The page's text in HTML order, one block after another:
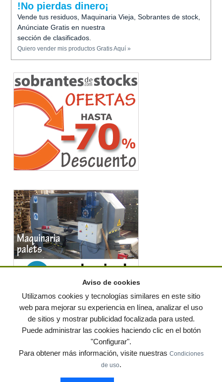
!No pierdas dinero¡
Vende tus residuos, Maquinaria Vieja, Sobrantes de stock,
Anúnciate Gratis en nuestra
sección de clasificados.
Quiero vender mis productos Gratis Aquí »
© residuos.com - Todos los derechos reservados Política de privacidad
Condiciones de uso|Contacto |Editores|Mapa web|Preguntas frecuentes|Publica
tus anuncios gratis!
Muebles de terraza y jardin Notas de prensa
Aviso de cookies
Utilizamos cookies y tecnologías similares en este sitio
web para mejorar su experiencia en línea, analizar el uso
de sitios y mostrar publicidad focalizada para usted.
Puede administrar las cookies haciendo clic en el botón
"Configurar".
Para obtener más información, visite nuestras Condiciones
de uso.